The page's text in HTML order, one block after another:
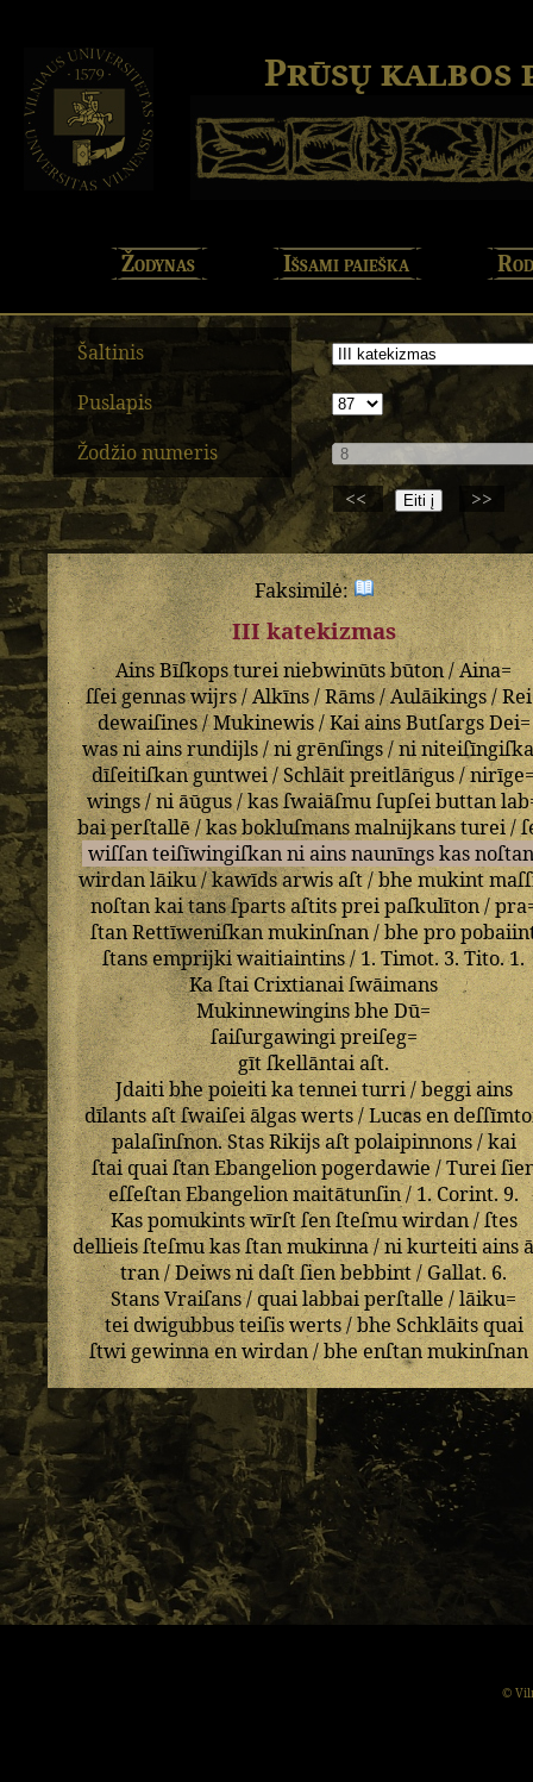
Prūsų kalbos
Žodynas Išsami paieška
Šaltinis
Puslapis
Žodžio numeris
<<
>>
Faksimilė:
III katekizmas
AinsBīſkopsturei niebwinūtsbūton/Aina=
ſſeigennaswijrs/Alkīns/Rāms/Aulāikings/
dewaiſines/Mukinewis/KaiainsButſargsDei=
wasniainsrundijls/ni grēnſings/ni
dīſeitiſkanguntwei/Schlāit preitlāngus/
wings/ni āūgus/kas ſwaiāſmuſupſei buttan
baiperſtallē/kasbokluſmansmalnijkansturei/
wiſſanteiſīwingiſkanniainsnaunīngskasnoſtan
wirdanlāiku/kawīdsarwis aſt/bhe mukint
noſtankaitansſpartsaſtitspreipaſkulīton/
ſtanRettīweniſkanmukinſnan/bhepro
ſtansemprijkiwaitiaintins/1.Timot. 3.Tito.1.
KaſtaiCrixtianaiſwāimans
MukinnewinginsbheDū=
ſaiſurgawingipreiſeg=
gītſkellāntaiaſt.
Jdaitibhepoieitikatenneiturri/beggiains
dīlantsaſtſwaiſeiālgaswerts/Lucasen
palaſinſnon.StasRikijsaſtpolaipinnons/kai
ſtaiquaiſtanEbangelionpogerdawie/Turei
eſſeſtanEbangelionmaitātunſin/1.Corint.9.
Kaspomukintswīrſtſenſteſmuwirdan/ſtes
dellieisſteſmukasſtanmukinna/nikurteitiains
tran/Deiws nidaſtſienbebbint/Gallat.6.
StansVraiſans/quailabbai perſtalle/lāiku=
teidwigubbusteiſiswerts/bheSchklāitsquai
ſtwigewinnaenwirdan/bheenſtanmukinſnan
©